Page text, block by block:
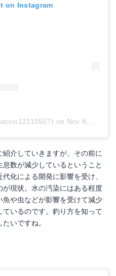
on Instagram
on Nov 8, 2018 at 4:23pm PST
介していきますが、その前に
数が減少しているということ
化による開発に影響を受け、
現状。水の汚染にはある程度
や虫などが影響を受けて減少
いるのです。釣り方を知って
いですね。